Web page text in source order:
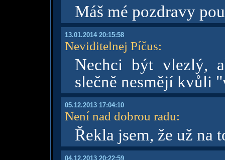
Máš mé pozdravy
13.01.2014 20:15:58
Neviditelnej Píčus:
Nechci být vlezlý,
slečně nesmějí kvůli
05.12.2013 17:04:10
Není nad dobrou radu:
Řekla jsem, že už na
04.12.2013 20:22:59